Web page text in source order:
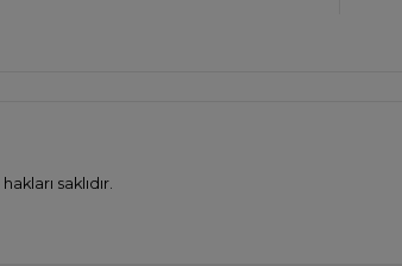
saklıdır.